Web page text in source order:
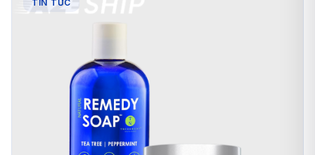
TIN TỨC